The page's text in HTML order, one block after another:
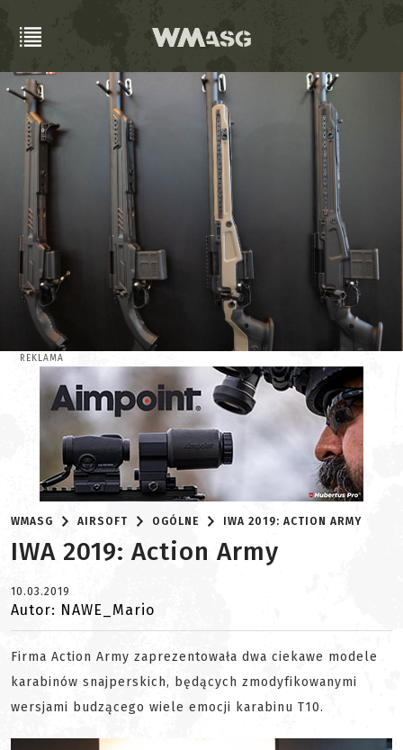
REKLAMA
WMASG AIRSOFT OGÓLNE IWA 2019: ACTION ARMY
IWA 2019: Action Army
10.03.2019
Autor: NAWE_Mario
Firma Action Army zaprezentowała dwa ciekawe modele
karabinów snajperskich, będących zmodyfikowanymi
wersjami budzącego wiele emocji karabinu T10.